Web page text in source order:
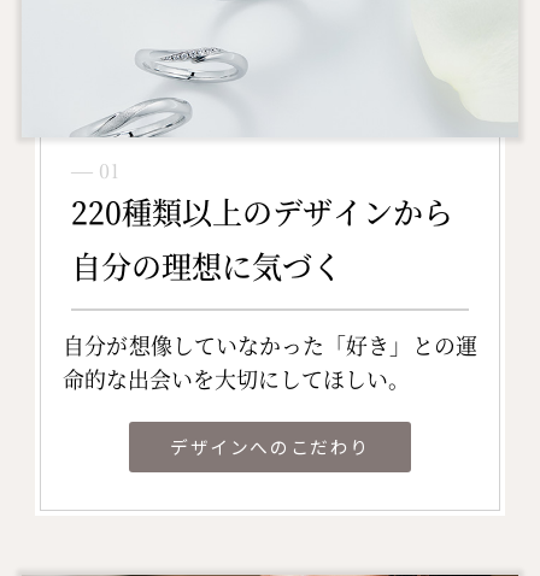
― 01
220種類以上のデザインから
自分の理想に気づく
自分が想像していなかった「好き」との運
命的な出会いを大切にしてほしい。
デザインへのこだわり